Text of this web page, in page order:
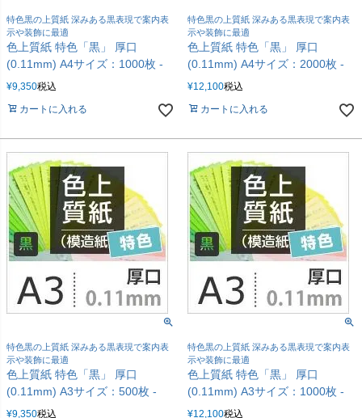
特色黒の上質紙 深みある黒表現で案内表
示や装飾に最適
色上質紙 特色「黒」 厚口
(0.11mm) A4サイズ：1000枚 -
¥9,350税込
カートに入れる
特色黒の上質紙 深みある黒表現で案内表
示や装飾に最適
色上質紙 特色「黒」 厚口
(0.11mm) A4サイズ：2000枚 -
¥12,100税込
カートに入れる
特色黒の上質紙 深みある黒表現で案内表
示や装飾に最適
色上質紙 特色「黒」 厚口
(0.11mm) A3サイズ：500枚 -
¥9,350税込
特色黒の上質紙 深みある黒表現で案内表
示や装飾に最適
色上質紙 特色「黒」 厚口
(0.11mm) A3サイズ：1000枚 -
¥12,100税込